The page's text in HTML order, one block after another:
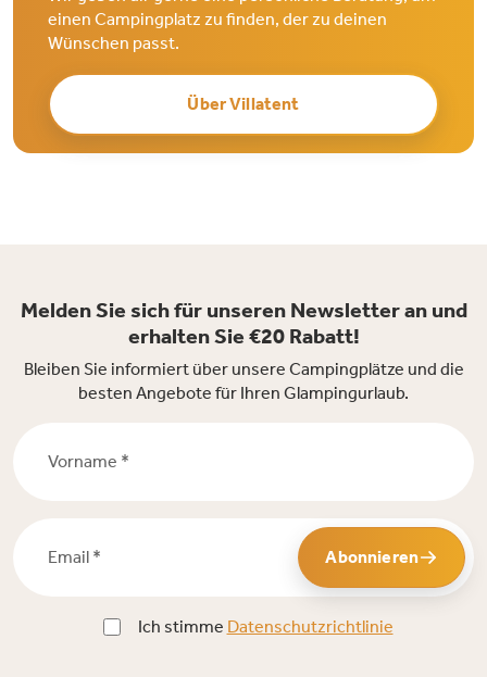
einen Campingplatz zu finden, der zu deinen
Wünschen passt.
Über Villatent
Melden Sie sich für unseren Newsletter an und
erhalten Sie €20 Rabatt!
Bleiben Sie informiert über unsere Campingplätze und die
besten Angebote für Ihren Glampingurlaub.
Abonnieren
Ich stimme Datenschutzrichtlinie